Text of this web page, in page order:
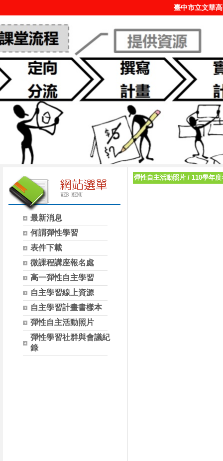
臺中市立文華
最新消息
何謂彈性學習
表件下載
微課程講座報名處
高一彈性自主學習
自主學習線上資源
自主學習計畫書樣本
彈性自主活動照片
彈性學習社群與會議紀
錄
彈性自主活動照片 / 110學年